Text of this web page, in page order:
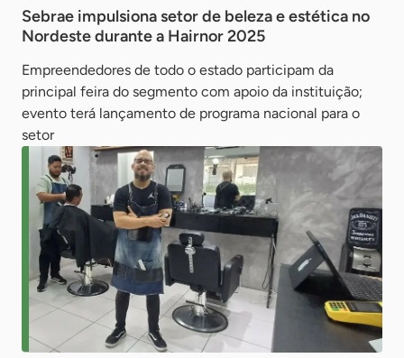
Sebrae impulsiona setor de beleza e estética no
Nordeste durante a Hairnor 2025
Empreendedores de todo o estado participam da
principal feira do segmento com apoio da instituição;
evento terá lançamento de programa nacional para o
setor